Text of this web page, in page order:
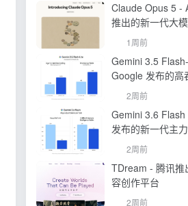
Claude Opus 5 -
推出的新一代大
1周前
Gemini 3.5
Google 发布的高
本模型
2周前
Gemini 3.6
发布的新一代主
2周前
TDream - 腾讯推
容创作平台
2周前